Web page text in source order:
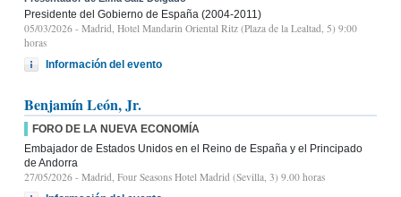
Presidente del Gobierno de España (2004-2011)
05/03/2026 - Madrid, Hotel Mandarin Oriental Ritz (Plaza de la Lealtad, 5) 9:00
horas
Información del evento
Benjamín León, Jr.
FORO DE LA NUEVA ECONOMÍA
Embajador de Estados Unidos en el Reino de España y el Principado
de Andorra
27/05/2026 - Madrid, Four Seasons Hotel Madrid (Sevilla, 3) 9.00 horas